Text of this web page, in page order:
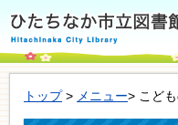
トップ> メニュー> こど